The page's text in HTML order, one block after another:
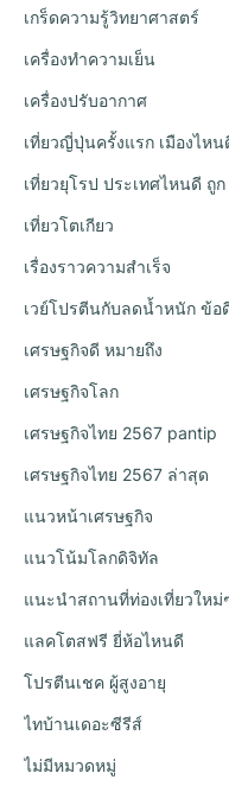
เกร็ดความรู้วิทยาศาสตร์
เครื่องทำความเย็น
เครื่องปรับอากาศ
เที่ยวญี่ปุ่นครั้งแรก เมืองไหน
เที่ยวยุโรป ประเทศไหนดี ถูก
เที่ยวโตเกียว
เรื่องราวความสำเร็จ
เวย์โปรตีนกับลดน้ำหนัก ข้อ
เศรษฐกิจดี หมายถึง
เศรษฐกิจโลก
เศรษฐกิจไทย 2567 pantip
เศรษฐกิจไทย 2567 ล่าสุด
แนวหน้าเศรษฐกิจ
แนวโน้มโลกดิจิทัล
แนะนำสถานที่ท่องเที่ยวใหม่
แลคโตสฟรี ยี่ห้อไหนดี
โปรตีนเชค ผู้สูงอายุ
ไทบ้านเดอะซีรีส์
ไม่มีหมวดหมู่